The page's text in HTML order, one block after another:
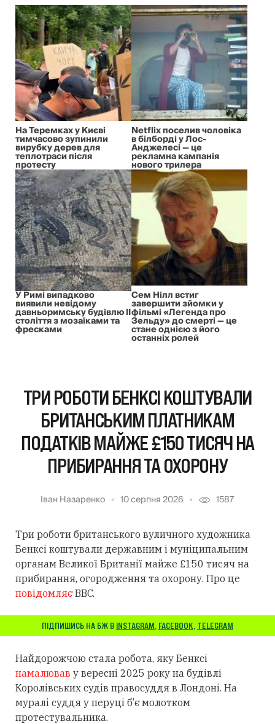
На Теремках у Києві
тимчасово зупинили
вирубку дерев для
теплотраси після
протесту
Netflix поселив чоловіка
в білборді у Лос-
Анджелесі — це
рекламна кампанія
нового трилера
У Римі випадково
виявили невідому
давньоримську будівлю II
століття з мозаїками та
фресками
Сем Нілл встиг
завершити зйомки у
фільмі «Легенда про
Зельду» до смерті — це
стане однією з його
останніх ролей
ТРИ РОБОТИ БЕНКСІ КОШТУВАЛИ
БРИТАНСЬКИМ ПЛАТНИКАМ
ПОДАТКІВ МАЙЖЕ £150 ТИСЯЧ НА
ПРИБИРАННЯ ТА ОХОРОНУ
Іван Назаренко 10 серпня 2026 1587
Три роботи британського вуличного художника
Бенксі коштували державним і муніципальним
органам Великої Британії майже £150 тисяч на
прибирання, огородження та охорону. Про це
повідомляєBBC.
ПІДПИШИСЬ НА БЖ В INSTAGRAM, FACEBOOK, TELEGRAM
Найдорожчою стала робота, яку Бенксі
намалював у вересні 2025 року на будівлі
Королівських судів правосуддя в Лондоні. На
муралі суддя у перуці б’є молотком
протестувальника.